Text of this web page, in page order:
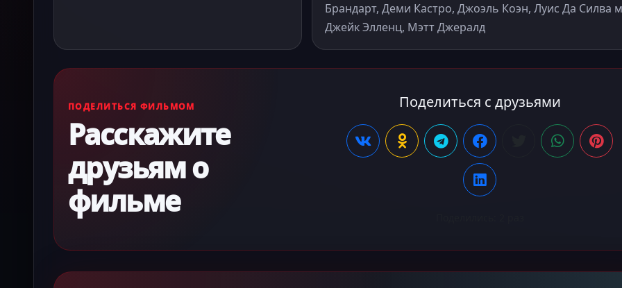
Брандарт, Деми Кастро, Джоэль Коэн, Луис Да Силва
Джейк Элленц, Мэтт Джералд
ПОДЕЛИТЬСЯ ФИЛЬМОМ
Расскажите
друзьям о
фильме
Поделиться с друзьями